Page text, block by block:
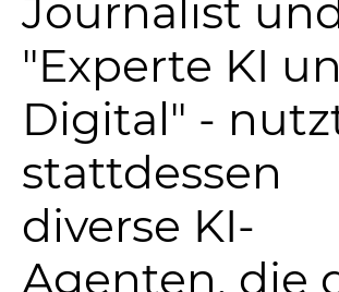
Journalist
"Experte KI
Digital" -
stattdessen
diverse KI-
Agenten, die